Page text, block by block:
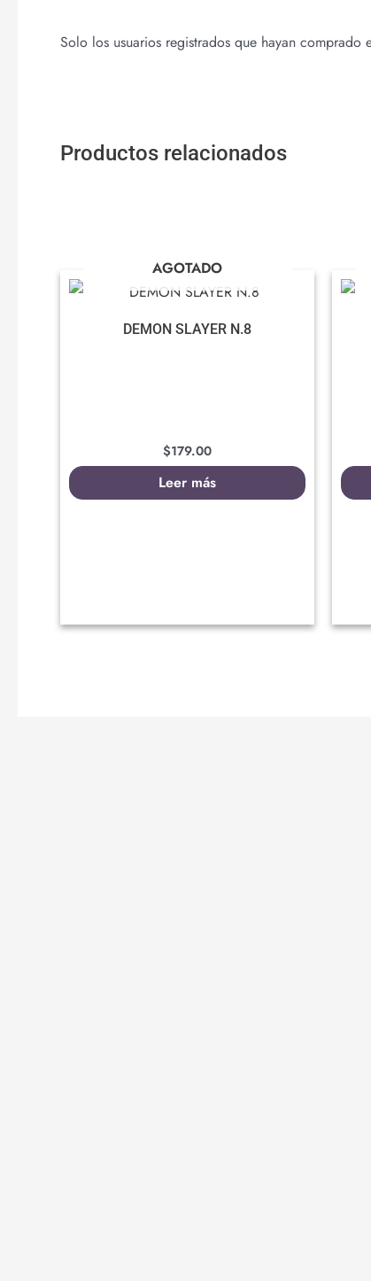
Solo los usuarios registrados que hayan
Productos relacionados
AGOTADO
DEMON SLAYER N.8
$179.00
Leer más